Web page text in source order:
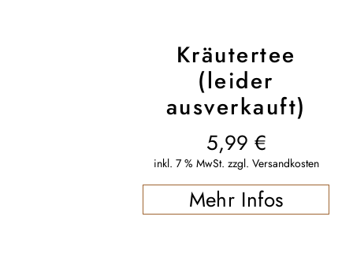
Kräutertee
(leider
ausverkauft)
5,99 €
inkl. 7 % MwSt. zzgl. Versandkosten
Mehr Infos